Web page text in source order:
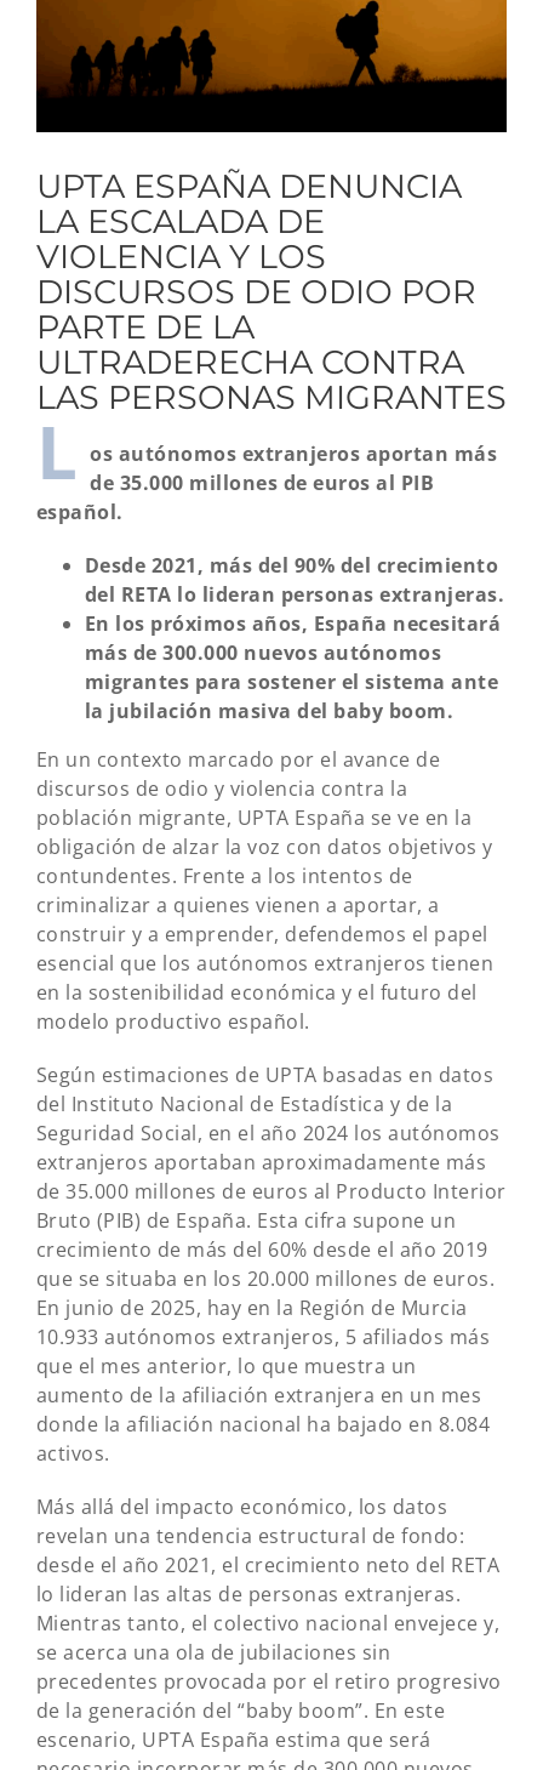
UPTA ESPAÑA DENUNCIA
LA ESCALADA DE
VIOLENCIA Y LOS
DISCURSOS DE ODIO POR
PARTE DE LA
ULTRADERECHA CONTRA
LAS PERSONAS MIGRANTES
L os autónomos extranjeros aportan más
de 35.000 millones de euros al PIB
español.
Desde 2021, más del 90% del crecimiento
del RETA lo lideran personas extranjeras.
En los próximos años, España necesitará
más de 300.000 nuevos autónomos
migrantes para sostener el sistema ante
la jubilación masiva del baby boom.
En un contexto marcado por el avance de
discursos de odio y violencia contra la
población migrante, UPTA España se ve en la
obligación de alzar la voz con datos objetivos y
contundentes. Frente a los intentos de
criminalizar a quienes vienen a aportar, a
construir y a emprender, defendemos el papel
esencial que los autónomos extranjeros tienen
en la sostenibilidad económica y el futuro del
modelo productivo español.
Según estimaciones de UPTA basadas en datos
del Instituto Nacional de Estadística y de la
Seguridad Social, en el año 2024 los autónomos
extranjeros aportaban aproximadamente más
de 35.000 millones de euros al Producto Interior
Bruto (PIB) de España. Esta cifra supone un
crecimiento de más del 60% desde el año 2019
que se situaba en los 20.000 millones de euros.
En junio de 2025, hay en la Región de Murcia
10.933 autónomos extranjeros, 5 afiliados más
que el mes anterior, lo que muestra un
aumento de la afiliación extranjera en un mes
donde la afiliación nacional ha bajado en 8.084
activos.
Más allá del impacto económico, los datos
revelan una tendencia estructural de fondo:
desde el año 2021, el crecimiento neto del RETA
lo lideran las altas de personas extranjeras.
Mientras tanto, el colectivo nacional envejece y,
se acerca una ola de jubilaciones sin
precedentes provocada por el retiro progresivo
de la generación del “baby boom”. En este
escenario, UPTA España estima que será